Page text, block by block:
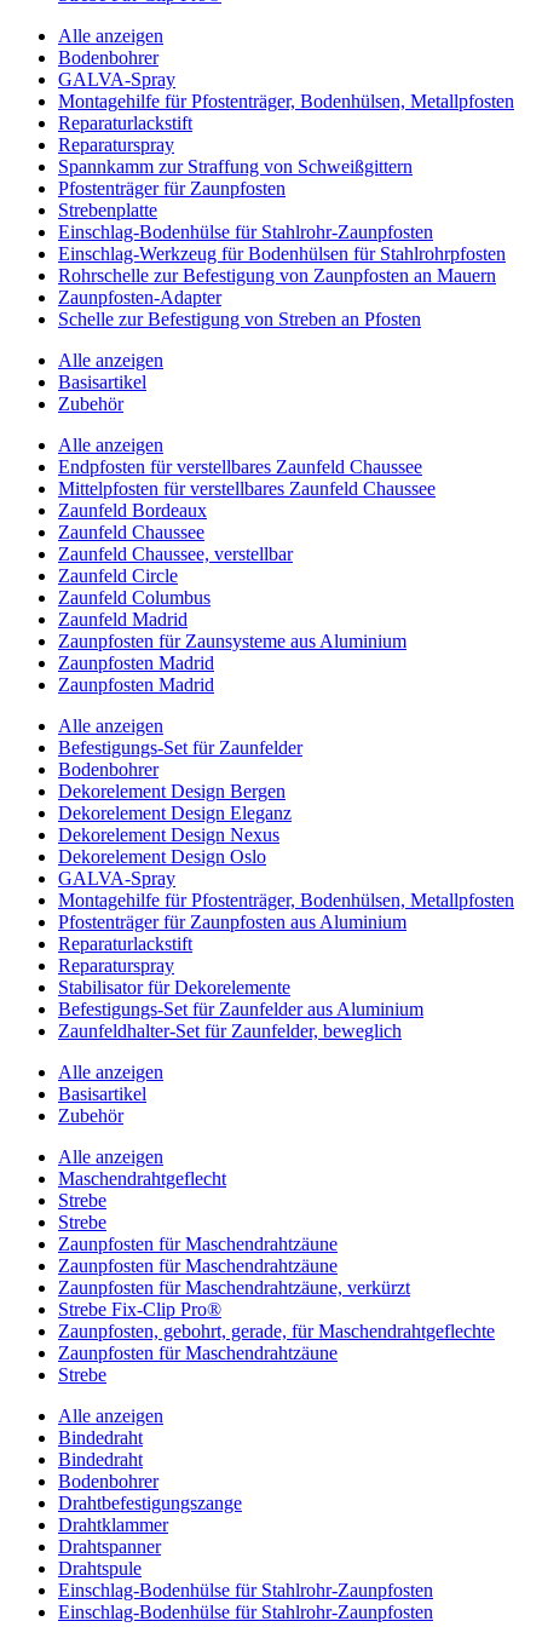
Alle anzeigen
Bodenbohrer
GALVA-Spray
Montagehilfe für Pfostenträger, Bodenhülsen, Metallpfosten
Reparaturlackstift
Reparaturspray
Spannkamm zur Straffung von Schweißgittern
Pfostenträger für Zaunpfosten
Strebenplatte
Einschlag-Bodenhülse für Stahlrohr-Zaunpfosten
Einschlag-Werkzeug für Bodenhülsen für Stahlrohrpfosten
Rohrschelle zur Befestigung von Zaunpfosten an Mauern
Zaunpfosten-Adapter
Schelle zur Befestigung von Streben an Pfosten
Alle anzeigen
Basisartikel
Zubehör
Alle anzeigen
Endpfosten für verstellbares Zaunfeld Chaussee
Mittelpfosten für verstellbares Zaunfeld Chaussee
Zaunfeld Bordeaux
Zaunfeld Chaussee
Zaunfeld Chaussee, verstellbar
Zaunfeld Circle
Zaunfeld Columbus
Zaunfeld Madrid
Zaunpfosten für Zaunsysteme aus Aluminium
Zaunpfosten Madrid
Zaunpfosten Madrid
Alle anzeigen
Befestigungs-Set für Zaunfelder
Bodenbohrer
Dekorelement Design Bergen
Dekorelement Design Eleganz
Dekorelement Design Nexus
Dekorelement Design Oslo
GALVA-Spray
Montagehilfe für Pfostenträger, Bodenhülsen, Metallpfosten
Pfostenträger für Zaunpfosten aus Aluminium
Reparaturlackstift
Reparaturspray
Stabilisator für Dekorelemente
Befestigungs-Set für Zaunfelder aus Aluminium
Zaunfeldhalter-Set für Zaunfelder, beweglich
Alle anzeigen
Basisartikel
Zubehör
Alle anzeigen
Maschendrahtgeflecht
Strebe
Strebe
Zaunpfosten für Maschendrahtzäune
Zaunpfosten für Maschendrahtzäune
Zaunpfosten für Maschendrahtzäune, verkürzt
Strebe Fix-Clip Pro®
Zaunpfosten, gebohrt, gerade, für Maschendrahtgeflechte
Zaunpfosten für Maschendrahtzäune
Strebe
Alle anzeigen
Bindedraht
Bindedraht
Bodenbohrer
Drahtbefestigungszange
Drahtklammer
Drahtspanner
Drahtspule
Einschlag-Bodenhülse für Stahlrohr-Zaunpfosten
Einschlag-Bodenhülse für Stahlrohr-Zaunpfosten